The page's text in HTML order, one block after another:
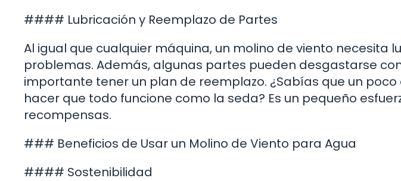
#### Lubricación y Reemplazo de Partes
Al igual que cualquier máquina, un molino de viento necesita
problemas. Además, algunas partes pueden desgastarse
importante tener un plan de reemplazo. ¿Sabías que un
hacer que todo funcione como la seda? Es un pequeño
recompensas.
### Beneficios de Usar un Molino de Viento para Agua
#### Sostenibilidad